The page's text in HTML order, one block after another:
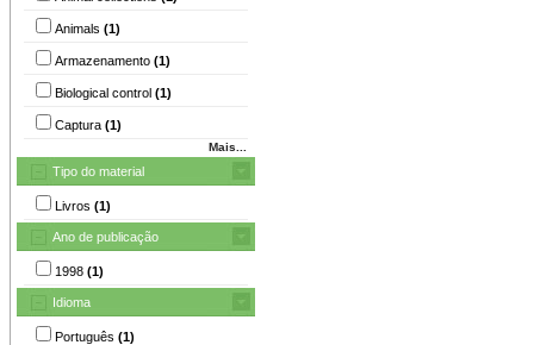
Animals (1)
Armazenamento (1)
Biological control (1)
Captura (1)
Mais...
Tipo do material
Livros (1)
Ano de publicação
1998 (1)
Idioma
Português (1)